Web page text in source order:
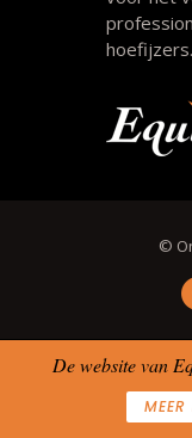
De website van
MEER
hoefijzers.
©